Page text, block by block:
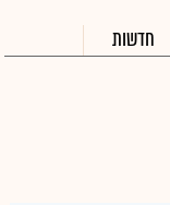
חדשות